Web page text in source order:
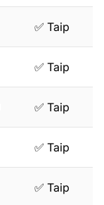
✅ Taip
✅ Taip
✅ Taip
✅ Taip
✅ Taip